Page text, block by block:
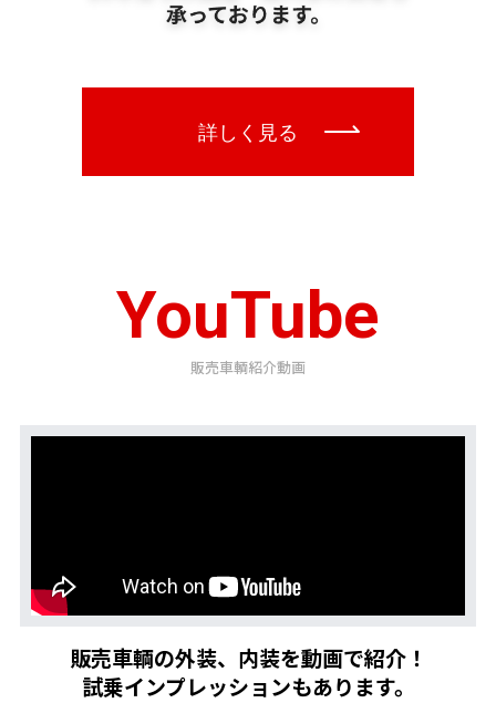
YouTube
販売車輌紹介動画
販売車輌の外装、内装を動画で紹介！
試乗インプレッションもあります。